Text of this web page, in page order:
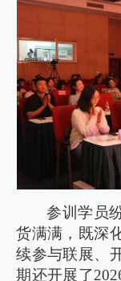
参训学员
货满满，既深
续参与联展、
期还开展了